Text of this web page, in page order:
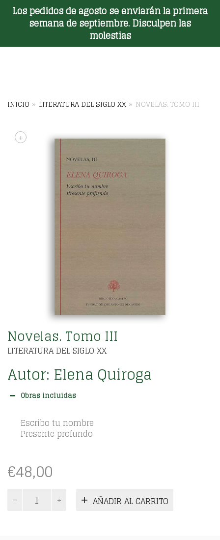
Los pedidos de agosto se enviarán la primera
semana de septiembre. Disculpen las
molestias
Toggle Menu
INICIO » LITERATURA DEL SIGLO XX » NOVELAS. TOMO III
+
Novelas. Tomo III
LITERATURA DEL SIGLO XX
Autor: Elena Quiroga
Obras incluidas
Escribo tu nombre
Presente profundo
€48,00
Novelas.
Tomo AÑADIR AL CARRITO